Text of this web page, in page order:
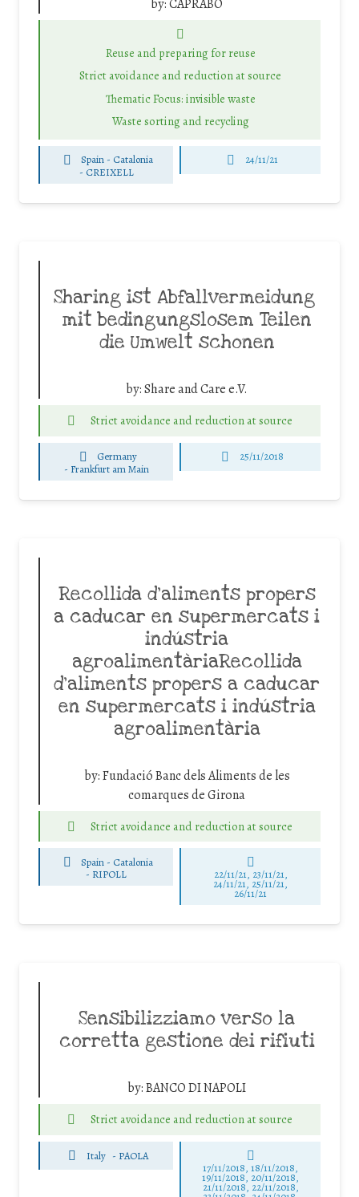
by:CAPRABO
Reuse and preparing for reuse
Strict avoidance and reduction at source
Thematic Focus: invisible waste
Waste sorting and recycling
Spain - Catalonia
- CREIXELL
24/11/21
Sharing ist Abfallvermeidung 
mit bedingungslosem Teilen
die Umwelt schonen
by:Share and Care e.V.
Strict avoidance and reduction at source
Germany
- Frankfurt am Main
25/11/2018
Recollida d’aliments propers
a caducar en supermercats i
indústria
agroalimentàriaRecollida
d’aliments propers a caducar
en supermercats i indústria
agroalimentària
by:Fundació Banc dels Aliments de les
comarques de Girona
Strict avoidance and reduction at source
Spain - Catalonia
- RIPOLL 22/11/21, 23/11/21,
24/11/21, 25/11/21,
26/11/21
Sensibilizziamo verso la
corretta gestione dei rifiuti
by:BANCO DI NAPOLI
Strict avoidance and reduction at source
Italy - PAOLA
17/11/2018, 18/11/2018,
19/11/2018, 20/11/2018,
21/11/2018, 22/11/2018,